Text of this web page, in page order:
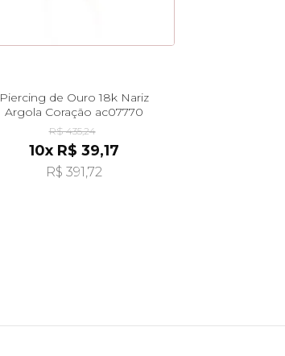
Piercing de Ouro 18k Nariz
Argola Coração ac07770
R$ 435,24
10x R$ 39,17
R$ 391,72